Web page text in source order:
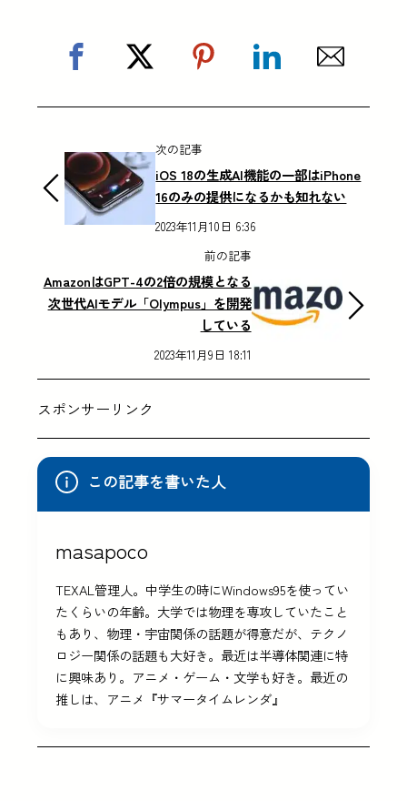
次の記事
iOS 18の生成AI機能の一部はiPhone
16のみの提供になるかも知れない
2023年11月10日 6:36
前の記事
AmazonはGPT-4の2倍の規模となる
次世代AIモデル「Olympus」を開発
している
2023年11月9日 18:11
スポンサーリンク
この記事を書いた人
masapoco
TEXAL管理人。中学生の時にWindows95を使ってい
たくらいの年齢。大学では物理を専攻していたこと
もあり、物理・宇宙関係の話題が得意だが、テクノ
ロジー関係の話題も大好き。最近は半導体関連に特
に興味あり。アニメ・ゲーム・文学も好き。最近の
推しは、アニメ『サマータイムレンダ』